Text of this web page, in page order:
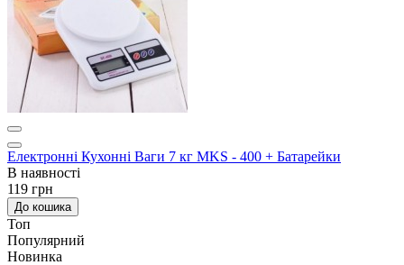
Електронні Кухонні Ваги 7 кг MKS - 400 + Батарейки
В наявності
119 грн
До кошика
Топ
Популярний
Новинка